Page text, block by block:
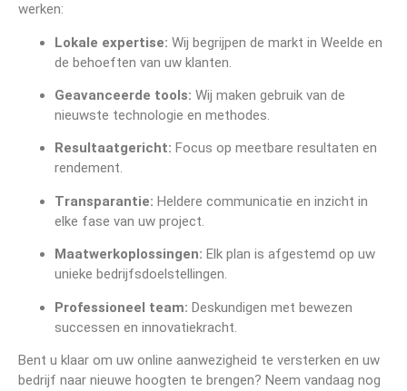
werken:
Lokale expertise: Wij begrijpen de markt in Weelde en
de behoeften van uw klanten.
Geavanceerde tools: Wij maken gebruik van de
nieuwste technologie en methodes.
Resultaatgericht: Focus op meetbare resultaten en
rendement.
Transparantie: Heldere communicatie en inzicht in
elke fase van uw project.
Maatwerkoplossingen: Elk plan is afgestemd op uw
unieke bedrijfsdoelstellingen.
Professioneel team: Deskundigen met bewezen
successen en innovatiekracht.
Bent u klaar om uw online aanwezigheid te versterken en uw
bedrijf naar nieuwe hoogten te brengen? Neem vandaag nog